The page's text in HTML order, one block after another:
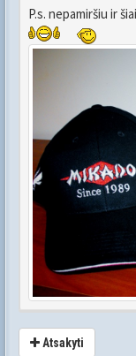
P.s. nepamiršiu ir
Atsakyti